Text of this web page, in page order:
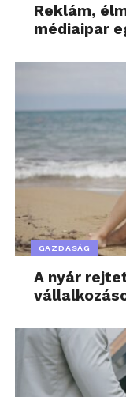
Reklám,
médiaipar
GAZDASÁG
A nyár